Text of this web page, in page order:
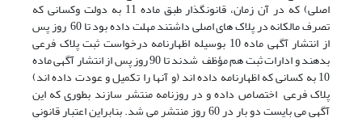
اصلی) که در آن زمان، قانونگذار طبق ماده 11 به دولت وکسانی که
تصرف مالکانه در پلاک های اصلی داشتند مهلت داده بود تا 60 روز پس
از انتشار آگهی ماده 10 بوسیله اظهارنامه درخواست ثبت پلاک فرعی
بدهند و ادارات ثبت هم مؤظف شدند تا 90 روز پس از انتشار آگهی ماده
10 به کسانی که اظهارنامه داده اند (و آنها را تکمیل و عودت داده اند)
پلاک فرعی اختصاص داده و در روزنامه منتشر سازند بطوری که این
آگهی می بایست دو بار در 60 روز منتشر می شد. بنابراین اعتبار قانونی